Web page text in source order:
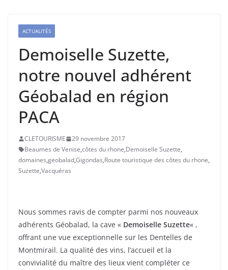
ACTUALITÉS
Demoiselle Suzette,
notre nouvel adhérent
Géobalad en région
PACA
CLETOURISME
29 novembre 2017
Beaumes de Venise,côtes du rhone,Demoiselle Suzette,
domaines,geobalad,Gigondas,Route touristique des côtes du rhone,
Suzette,Vacquéras
Nous sommes ravis de compter parmi nos nouveaux
adhérents Géobalad, la cave « Demoiselle Suzette« ,
offrant une vue exceptionnelle sur les Dentelles de
Montmirail. La qualité des vins, l’accueil et la
convivialité du maître des lieux vient compléter ce